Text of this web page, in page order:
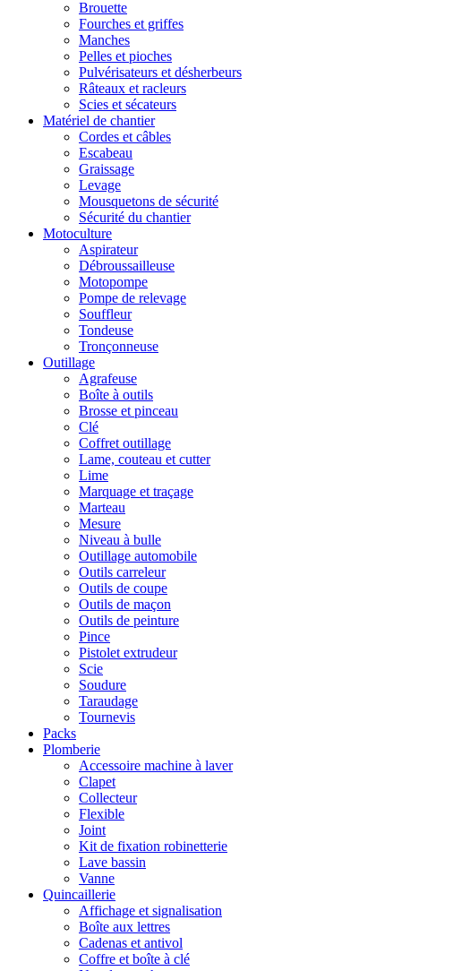
Brouette
Fourches et griffes
Manches
Pelles et pioches
Pulvérisateurs et désherbeurs
Râteaux et racleurs
Scies et sécateurs
Matériel de chantier
Cordes et câbles
Escabeau
Graissage
Levage
Mousquetons de sécurité
Sécurité du chantier
Motoculture
Aspirateur
Débroussailleuse
Motopompe
Pompe de relevage
Souffleur
Tondeuse
Tronçonneuse
Outillage
Agrafeuse
Boîte à outils
Brosse et pinceau
Clé
Coffret outillage
Lame, couteau et cutter
Lime
Marquage et traçage
Marteau
Mesure
Niveau à bulle
Outillage automobile
Outils carreleur
Outils de coupe
Outils de maçon
Outils de peinture
Pince
Pistolet extrudeur
Scie
Soudure
Taraudage
Tournevis
Packs
Plomberie
Accessoire machine à laver
Clapet
Collecteur
Flexible
Joint
Kit de fixation robinetterie
Lave bassin
Vanne
Quincaillerie
Affichage et signalisation
Boîte aux lettres
Cadenas et antivol
Coffre et boîte à clé